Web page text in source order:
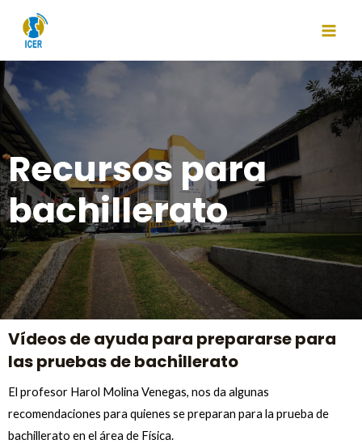
Recursos para
bachillerato
Vídeos de ayuda para prepararse para
las pruebas de bachillerato
El profesor Harol Molina Venegas, nos da algunas
recomendaciones para quienes se preparan para la prueba de
bachillerato en el área de Física.